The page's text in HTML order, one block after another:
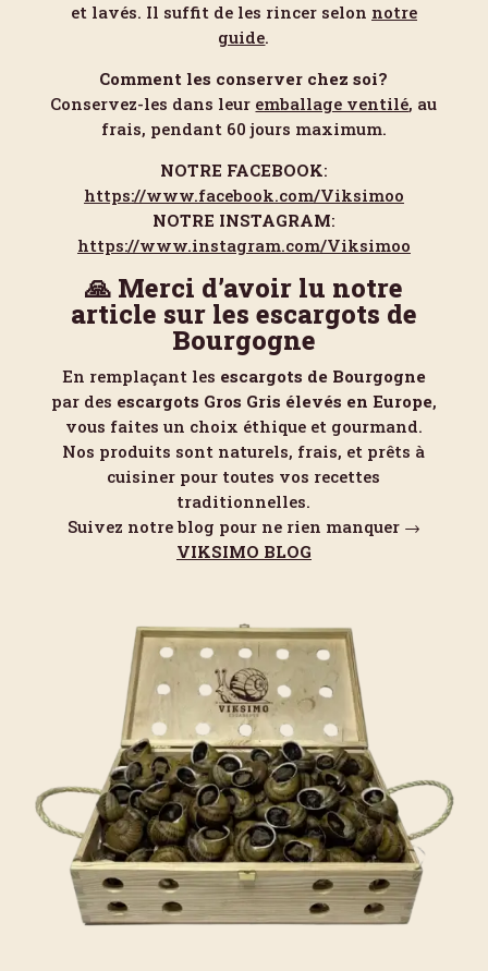
et lavés. Il suffit de les rincer selon notre
guide.
Comment les conserver chez soi?
Conservez-les dans leur emballage ventilé, au
frais, pendant 60 jours maximum.
NOTRE FACEBOOK:
https://www.facebook.com/Viksimoo
NOTRE INSTAGRAM:
https://www.instagram.com/Viksimoo
🙏 Merci d’avoir lu notre
article sur les escargots de
Bourgogne
En remplaçant les escargots de Bourgogne
par des escargots Gros Gris élevés en Europe,
vous faites un choix éthique et gourmand.
Nos produits sont naturels, frais, et prêts à
cuisiner pour toutes vos recettes
traditionnelles.
Suivez notre blog pour ne rien manquer →
VIKSIMO BLOG